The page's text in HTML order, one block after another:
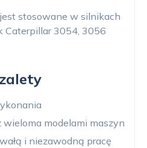
stosowane w silnikach
Caterpillar 3054, 3056
modelami maszyn
i niezawodną pracę